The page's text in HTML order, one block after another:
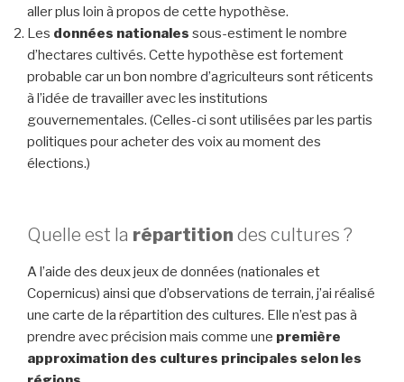
aller plus loin à propos de cette hypothèse.
Les données nationales sous-estiment le nombre
d’hectares cultivés. Cette hypothèse est fortement
probable car un bon nombre d’agriculteurs sont réticents
à l’idée de travailler avec les institutions
gouvernementales. (Celles-ci sont utilisées par les partis
politiques pour acheter des voix au moment des
élections.)
Quelle est la répartition des cultures ?
A l’aide des deux jeux de données (nationales et
Copernicus) ainsi que d’observations de terrain, j’ai réalisé
une carte de la répartition des cultures. Elle n’est pas à
prendre avec précision mais comme une première
approximation des cultures principales selon les